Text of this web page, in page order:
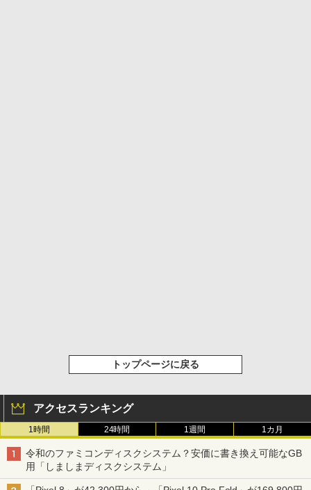
トップページに戻る
アクセスランキング
1時間 24時間 1週間 1カ月
令和のファミコンディスクシステム？安価に書き換え可能なGB
用「しましまディスクシステム」